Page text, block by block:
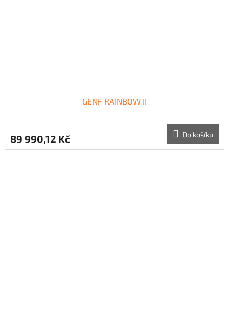
GENF RAINBOW II
89 990,12 Kč Do košíku